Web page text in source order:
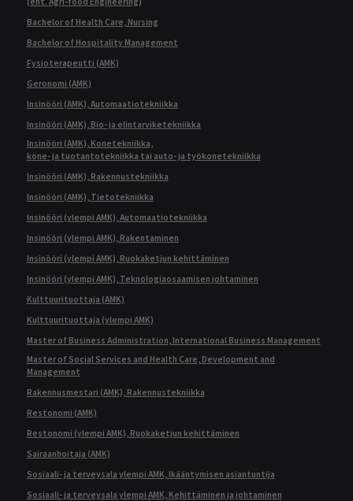
Bachelor of Health Care, Nursing
Bachelor of Hospitality Management
Fysioterapeutti (AMK)
Geronomi (AMK)
Insinööri (AMK), Automaatiotekniikka
Insinööri (AMK), Bio- ja elintarviketekniikka
Insinööri (AMK), Konetekniikka,
kone- ja tuotantotekniikka tai auto- ja työkonetekniikka
Insinööri (AMK), Rakennustekniikka
Insinööri (AMK), Tietotekniikka
Insinööri (ylempi AMK), Automaatiotekniikka
Insinööri (ylempi AMK), Rakentaminen
Insinööri (ylempi AMK), Ruokaketjun kehittäminen
Insinööri (ylempi AMK), Teknologiaosaamisen johtaminen
Kulttuurituottaja (AMK)
Kulttuurituottaja (ylempi AMK)
Master of Business Administration, International Business Management
Master of Social Services and Health Care, Development and
Management
Rakennusmestari (AMK), Rakennustekniikka
Restonomi (AMK)
Restonomi (ylempi AMK), Ruokaketjun kehittäminen
Sairaanhoitaja (AMK)
Sosiaali- ja terveysala ylempi AMK, Ikääntymisen asiantuntija
Sosiaali- ja terveysala ylempi AMK, Kehittäminen ja johtaminen